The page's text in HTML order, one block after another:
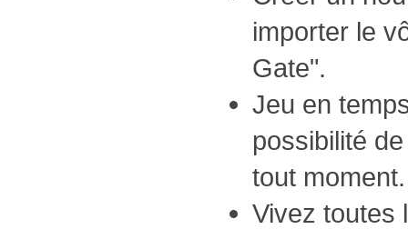
importer le
Gate".
Jeu en
possibilité
tout moment.
Vivez toutes